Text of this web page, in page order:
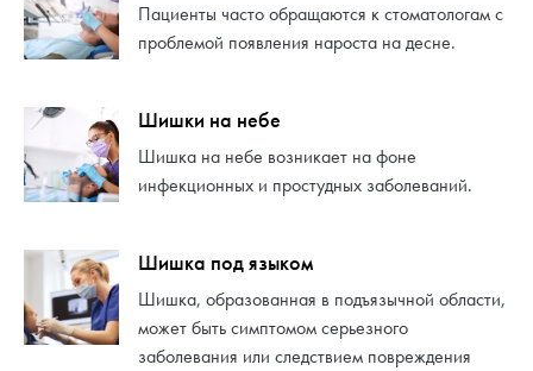
Пациенты часто обращаются к стоматологам с
проблемой появления нароста на десне.
Шишки на небе
Шишка на небе возникает на фоне
инфекционных и простудных заболеваний.
Шишка под языком
Шишка, образованная в подъязычной области,
может быть симптомом серьезного
заболевания или следствием повреждения